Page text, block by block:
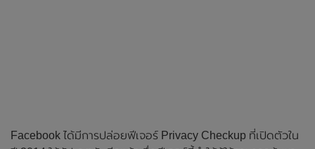
Facebook ได้มีการปล่อยฟีเจอร์ Privacy Checkup ที่เปิดตัวใน